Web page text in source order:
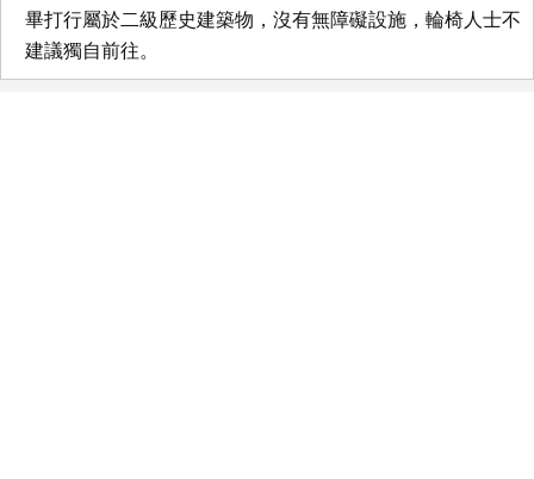
畢打行屬於二級歷史建築物，沒有無障礙設施，輪椅人士不
建議獨自前往。